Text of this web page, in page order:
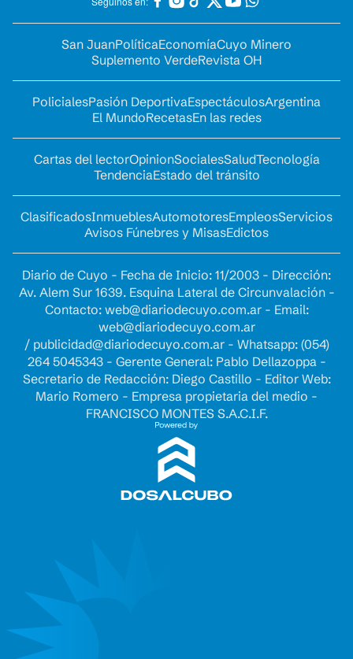
San JuanPolíticaEconomíaCuyo Minero
Suplemento VerdeRevista OH
PolicialesPasión DeportivaEspectáculosArgentina
El MundoRecetasEn las redes
Cartas del lectorOpinionSocialesSaludTecnología
TendenciaEstado del tránsito
ClasificadosInmueblesAutomotoresEmpleosServicios
Avisos Fúnebres y MisasEdictos
Diario de Cuyo - Fecha de Inicio: 11/2003 - Dirección:
Av. Alem Sur 1639. Esquina Lateral de Circunvalación -
Contacto: web@diariodecuyo.com.ar- Email:
web@diariodecuyo.com.ar
/ publicidad@diariodecuyo.com.ar- Whatsapp: (054)
264 5045343 - Gerente General: Pablo Dellazoppa -
Secretario de Redacción: Diego Castillo - Editor Web:
Mario Romero - Empresa propietaria del medio -
FRANCISCO MONTES S.A.C.I.F.